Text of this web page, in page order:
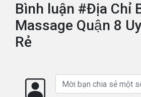
Bình luận #Địa Chỉ
Massage Quận 8
Rẻ